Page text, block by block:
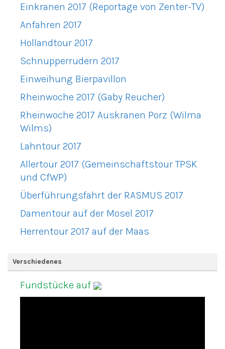
Einkranen 2017 (Reportage von Zenter-TV)
Anfahren 2017
Hollandtour 2017
Schnupperrudern 2017
Einweihung Bierpavillon
Rheinwoche 2017 (Gaby Reucher)
Rheinwoche 2017 Auskranen Porz (Wilma
Wilms)
Lahntour 2017
Allertour 2017 (Gemeinschaftstour TPSK
und CfWP)
Überführungsfahrt der RASMUS 2017
Damentour auf der Mosel 2017
Herrentour 2017 auf der Maas
Verschiedenes
Fundstücke auf